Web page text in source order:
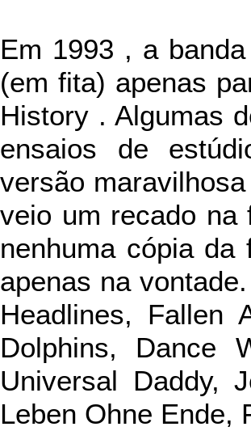
Em 1993 , a
(em fita) apenas
History . Algumas
ensaios de
versão
veio um recado na
nenhuma cópia
apenas na
Headlines, Fallen
Dolphins, Dance
Universal Daddy,
Leben Ohne Ende,